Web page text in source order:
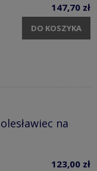
147,70 zł
DO KOSZYKA
na
123,00 zł